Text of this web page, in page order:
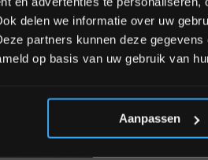
delen we informatie over uw
partners kunnen deze
op basis van uw gebruik van
Aanpassen
kunt u uw
interactieve sessies.
uw hartslag met contact
tijdens uw workout.